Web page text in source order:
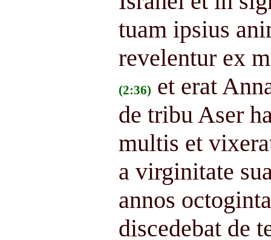
tuam ipsius
revelentur ex
(2:36) et erat
de tribu Aser
multis et
a virginitate
annos
discedebat de